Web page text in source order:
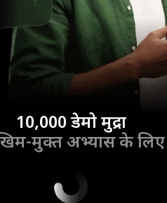
10,000 डेमो मुद्रा
मुक्त अभ्यास के लिए